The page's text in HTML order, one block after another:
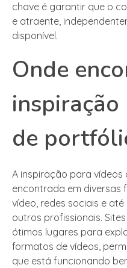
chave é garantir que o
e atraente,
disponível.
Onde
de
A inspiração para
encontrada em diversas
vídeo, redes sociais e
outros profissionais.
ótimos lugares para
formatos de vídeos,
que está funcionando